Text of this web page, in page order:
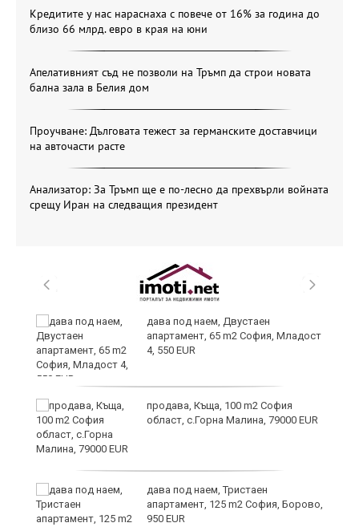
Кредитите у нас нараснаха с повече от 16% за година до
близо 66 млрд. евро в края на юни
Апелативният съд не позволи на Тръмп да строи новата
бална зала в Белия дом
Проучване: Дълговата тежест за германските доставчици
на авточасти расте
Анализатор: За Тръмп ще е по-лесно да прехвърли войната
срещу Иран на следващия президент
дава под наем, Двустаен
апартамент, 65 m2 София, Младост
4, 550 EUR
продава, Къща, 100 m2 София
област, с.Горна Малина, 79000 EUR
дава под наем, Тристаен
апартамент, 125 m2 София, Борово,
950 EUR